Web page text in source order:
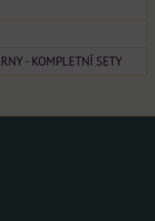
- KOMPLETNÍ SETY